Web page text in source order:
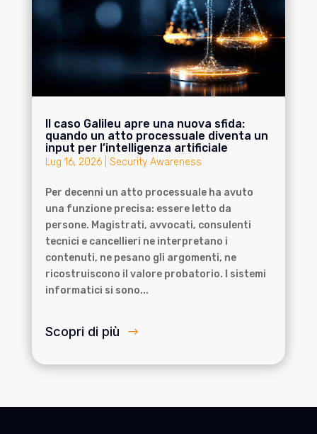
Il caso Galileu apre una nuova sfida:
quando un atto processuale diventa un
input per l’intelligenza artificiale
Lug 16, 2026| Security Awareness
Per decenni un atto processuale ha avuto
una funzione precisa: essere letto da
persone. Magistrati, avvocati, consulenti
tecnici e cancellieri ne interpretano i
contenuti, ne pesano gli argomenti, ne
ricostruiscono il valore probatorio. I sistemi
informatici si sono...
Scopri di più